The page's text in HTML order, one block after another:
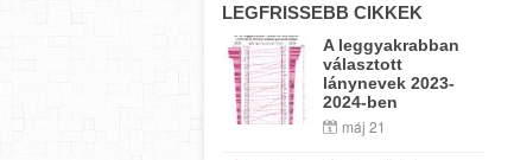
LEGFRISSEBB CIKKEK
A leggyakrabban
választott
lánynevek 2023-
2024-ben
máj 21